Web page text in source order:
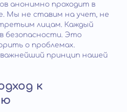
анонимно проходит в
Мы не ставим на учет, не
лицам. Каждый
безопасности. Это
о проблемах.
принцип нашей
к